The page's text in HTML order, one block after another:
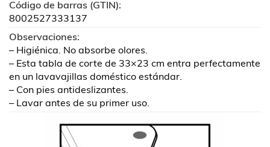
Código de barras (GTIN):
8002527333137
Observaciones:
– Higiénica. No absorbe olores.
– Esta tabla de corte de 33×23 cm entra perfectamente
en un lavavajillas doméstico estándar.
– Con pies antideslizantes.
– Lavar antes de su primer uso.